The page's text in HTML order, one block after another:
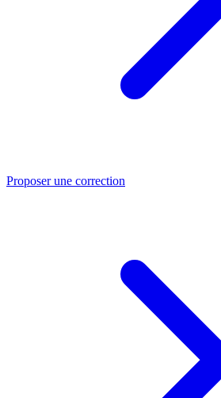
Proposer une correction